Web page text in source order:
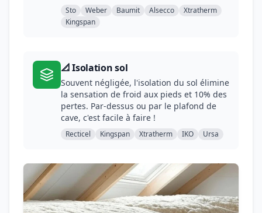
Sto Weber Baumit Alsecco
Xtratherm
Kingspan
📐 Isolation sol
Souvent négligée, l'isolation du sol élimine
la sensation de froid aux pieds et 10% des
pertes. Par-dessus ou par le plafond de
cave, c'est facile à faire !
Recticel Kingspan Xtratherm IKO Ursa